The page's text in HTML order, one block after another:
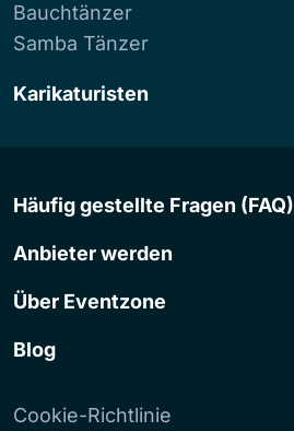
Bauchtänzer
Samba Tänzer
Karikaturisten
Häufig gestellte Fragen (FAQ)
Anbieter werden
Über Eventzone
Blog
Cookie-Richtlinie